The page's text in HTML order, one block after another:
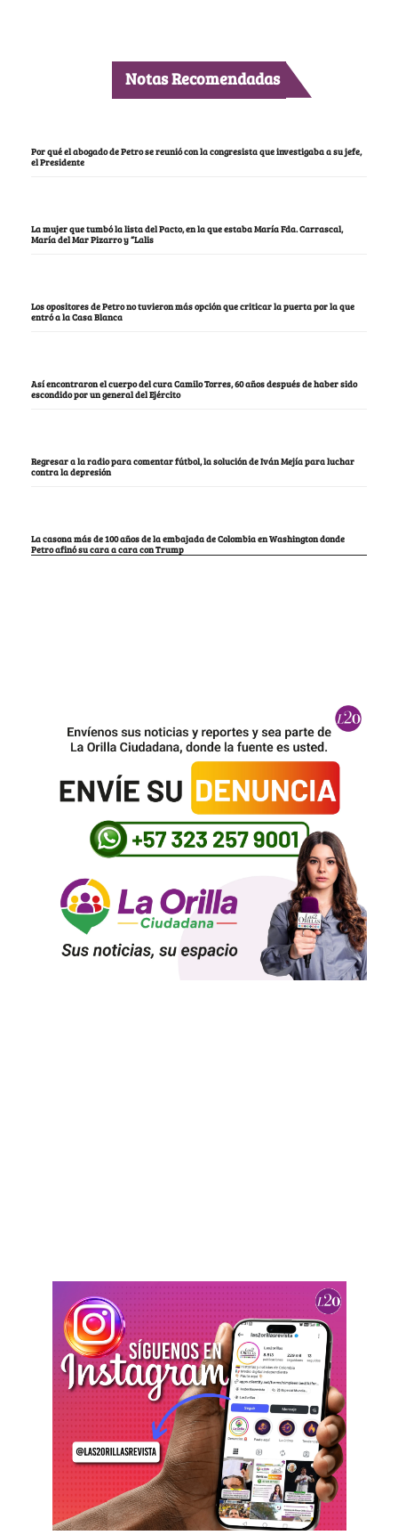
Notas Recomendadas
Por qué el abogado de Petro se reunió con la congresista que investigaba a su jefe,
el Presidente
La mujer que tumbó la lista del Pacto, en la que estaba María Fda. Carrascal,
María del Mar Pizarro y “Lalis
Los opositores de Petro no tuvieron más opción que criticar la puerta por la que
entró a la Casa Blanca
Así encontraron el cuerpo del cura Camilo Torres, 60 años después de haber sido
escondido por un general del Ejército
Regresar a la radio para comentar fútbol, la solución de Iván Mejía para luchar
contra la depresión
La casona más de 100 años de la embajada de Colombia en Washington donde
Petro afinó su cara a cara con Trump